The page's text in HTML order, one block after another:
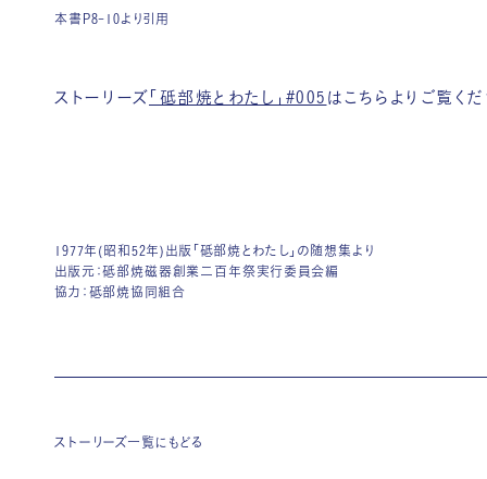
本書P8-10より引用
ストーリーズ 「砥部焼とわたし」#005 はこちらよりご覧くだ
1977年(昭和52年)出版「砥部焼とわたし」の随想集より
出版元：砥部焼磁器創業二百年祭実行委員会編
協力：砥部焼協同組合
ストーリーズ一覧にもどる